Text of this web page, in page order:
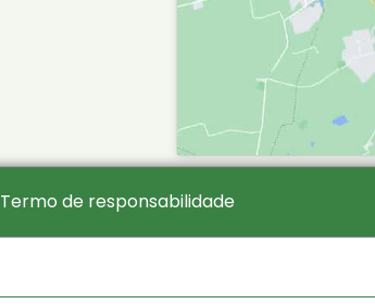
Termo de responsabilidade